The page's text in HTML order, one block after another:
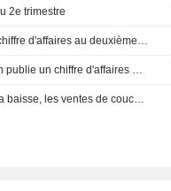
2e trimestre
Kimberly-Clark : hausse du bénéfice ajusté et du chiffre d'affaires au deuxième trimestre
Flash résultats (KMB) : Kimberly-Clark Corporation publie un chiffre d'affaires de 4,19 milliards de dollars au deuxième trimestre, contre 4,22 milliards de dollars attendus par le consensus FactSet
Kimberly-Clark revoit ses prévisions annuelles à la baisse, les ventes de couches pâtissant d'allégations sur la qualité en Chine